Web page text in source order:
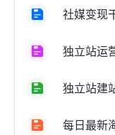
郑州跨境电商跨
跨境电商费用美
天津跨境电商东
跨境电商b2b阿
社媒变现
独立站运
独立站建
每日最新